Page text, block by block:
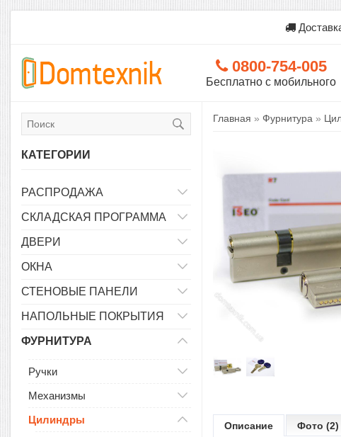
0800-754-005
Бесплатно с мобильного
КАТЕГОРИИ
РАСПРОДАЖА
СКЛАДСКАЯ ПРОГРАММА
ДВЕРИ
ОКНА
СТЕНОВЫЕ ПАНЕЛИ
НАПОЛЬНЫЕ ПОКРЫТИЯ
ФУРНИТУРА
Ручки
Механизмы
Цилиндры
Главная » Фурнитура »
Описание Фото (2)